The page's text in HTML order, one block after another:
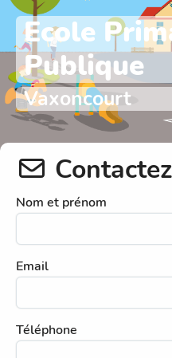
Ecole
Publique
Vaxoncourt
Nom et prénom
Email
Téléphone